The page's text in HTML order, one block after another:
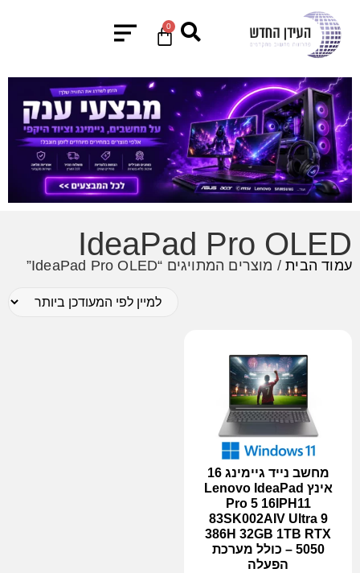
0
IdeaPad Pro OLED
עמוד הבית/ מוצרים המתויגים “IdeaPad Pro OLED”
מחשב נייד גיימינג 16
אינץ Lenovo IdeaPad
Pro 5 16IPH11
83SK002AIV Ultra 9
386H 32GB 1TB RTX
5050 – כולל מערכת
הפעלה